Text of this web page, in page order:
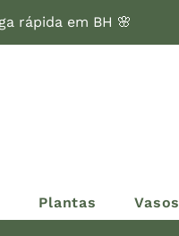
rápida em BH 🌸
Plantas Vasos